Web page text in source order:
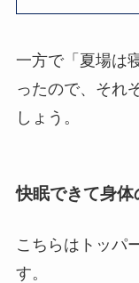
一方で「夏場は
ったので、それ
しょう。
快眠できて身体
こちらはトッパ
す。